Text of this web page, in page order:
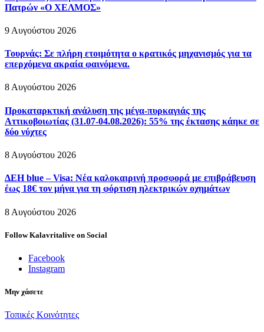
Πατρών «Ο ΧΕΛΜΟΣ»
9 Αυγούστου 2026
Τουρνάς: Σε πλήρη ετοιμότητα ο κρατικός μηχανισμός για τα
επερχόμενα ακραία φαινόμενα.
8 Αυγούστου 2026
Προκαταρκτική ανάλυση της μέγα-πυρκαγιάς της
Αττικοβοιωτίας (31.07-04.08.2026): 55% της έκτασης κάηκε σε
δύο νύχτες
8 Αυγούστου 2026
ΔΕΗ blue – Visa: Νέα καλοκαιρινή προσφορά με επιβράβευση
έως 18€ τον μήνα για τη φόρτιση ηλεκτρικών οχημάτων
8 Αυγούστου 2026
Follow Kalavritalive on Social
Facebook
Instagram
Μην χάσετε
Τοπικές Κοινότητες